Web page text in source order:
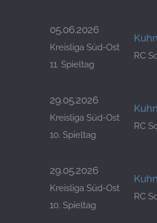
05.06.2026
Kreisliga Süd-Ost
11. Spieltag
RC
29.05.2026
Kreisliga Süd-Ost
10. Spieltag
RC
29.05.2026
Kreisliga Süd-Ost
10. Spieltag
RC